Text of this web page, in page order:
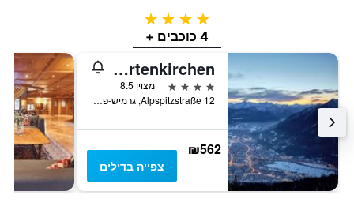
4 כוכבים
4 כוכבים +
Hyperion Hotel Garmisch-Partenkirchen
4 כוכבים
מצוין 8.5
Alpspitzstraße 12, גרמיש-פרטנקירכן, בוואריה, גרמניה
₪562
צפייה בדילים